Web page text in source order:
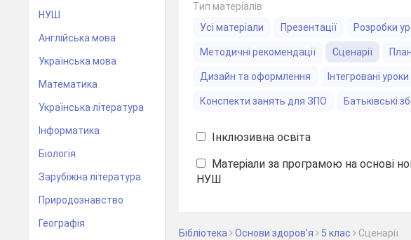
НУШ
Англійська мова
Українська мова
Математика
Українська література
Інформатика
Біологія
Зарубіжна література
Природознавство
Географія
Тип матеріалів
Усі матеріали
Презентації Розробки
Методичні рекомендації Сценарії
Дизайн та оформлення Інтегровані уроки
Конспекти занять для ЗПО Батьківські
Інклюзивна освіта
Матеріали за програмою на основі
НУШ
Бібліотека Основи здоров’я 5 клас Сценарії